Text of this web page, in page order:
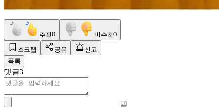
추천0 비추천0
스크랩 공유
신고
목록
댓글3